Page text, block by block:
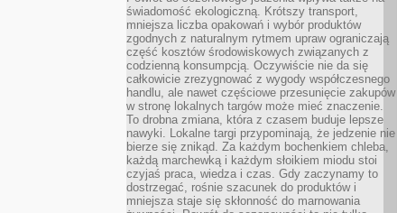
świadomość ekologiczną. Krótszy transport,
mniejsza liczba opakowań i wybór produktów
zgodnych z naturalnym rytmem upraw ograniczają
część kosztów środowiskowych związanych z
codzienną konsumpcją. Oczywiście nie da się
całkowicie zrezygnować z wygody współczesnego
handlu, ale nawet częściowe przesunięcie zakupów
w stronę lokalnych targów może mieć znaczenie.
To drobna zmiana, która z czasem buduje lepsze
nawyki. Lokalne targi przypominają, że jedzenie nie
bierze się znikąd. Za każdym bochenkiem chleba,
każdą marchewką i każdym słoikiem miodu stoi
czyjaś praca, wiedza i czas. Gdy zaczynamy to
dostrzegać, rośnie szacunek do produktów i
mniejsza staje się skłonność do marnowania